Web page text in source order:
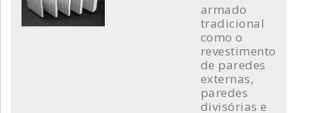
armado
tradicional
como o
revestimento
de paredes
externas,
paredes
divisórias e